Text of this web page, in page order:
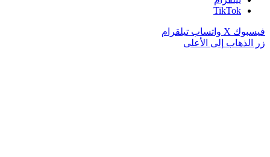
‫TikTok
فيسبوك ‫X واتساب تيلقرام
زر الذهاب إلى الأعلى